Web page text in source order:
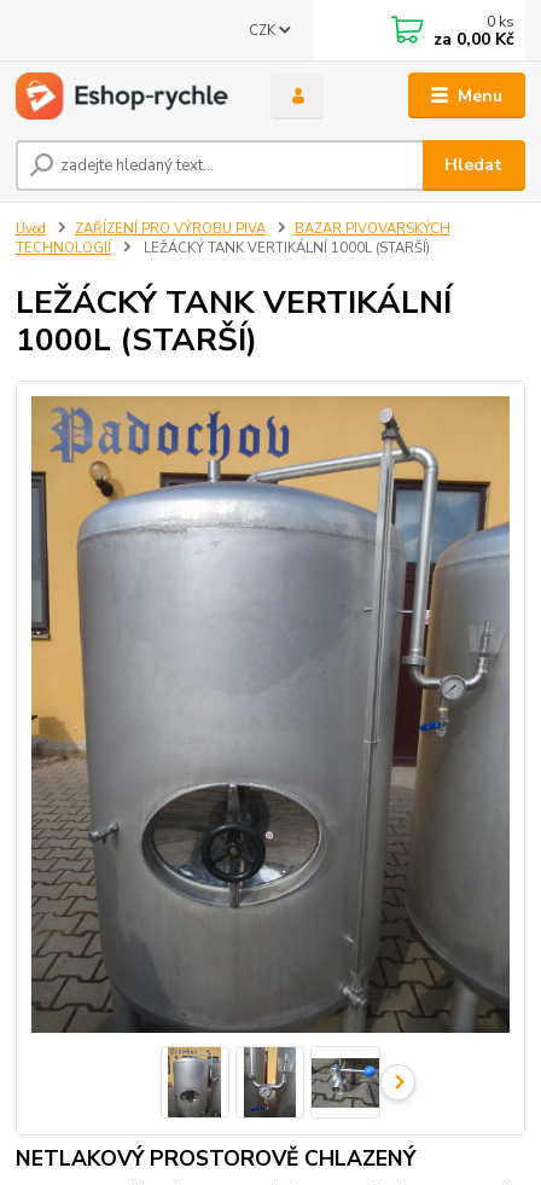
Menu
CZK
Hledat
0 ks
za 0,00 Kč
Úvod ZAŘÍZENÍ PRO VÝROBU PIVA
BAZAR PIVOVARSKÝCH
TECHNOLOGIÍ
LEŽÁCKÝ TANK VERTIKÁLNÍ 1000L (STARŠÍ)
LEŽÁCKÝ TANK VERTIKÁLNÍ
1000L (STARŠÍ)
NETLAKOVÝ PROSTOROVĚ CHLAZENÝ